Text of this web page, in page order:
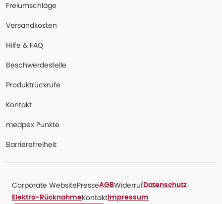
Freiumschläge
Versandkosten
Hilfe & FAQ
Beschwerdestelle
Produktrückrufe
Kontakt
medpex Punkte
Barrierefreiheit
Corporate WebsitePresseAGBWiderruf Datenschutz
Elektro-RücknahmeKontakt Impressum